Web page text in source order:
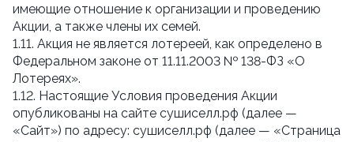
имеющие отношение к организации и проведению
Акции, а также члены их семей.
1.11. Акция не является лотереей, как определено в
Федеральном законе от 11.11.2003 № 138-ФЗ «О
Лотереях».
1.12. Настоящие Условия проведения Акции
опубликованы на сайте сушиселл.рф (далее —
«Сайт») по адресу: сушиселл.рф (далее — «Страница